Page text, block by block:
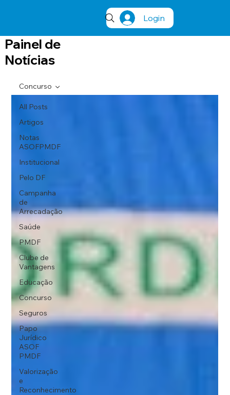
Login
Painel de
Notícias
All Posts
Artigos
Notas
ASOFPMDF
Institucional
Pelo DF
Campanha
de
Arrecadação
Saúde
PMDF
Clube de
Vantagens
Educação
Concurso
Seguros
Papo
Jurídico
ASOF
PMDF
Valorização
e
Reconhecimento
Concurso